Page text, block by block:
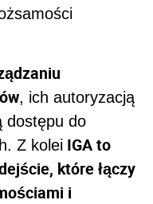
, ich autoryzacją
dostępu do
Z kolei IGA to
które łączy
i